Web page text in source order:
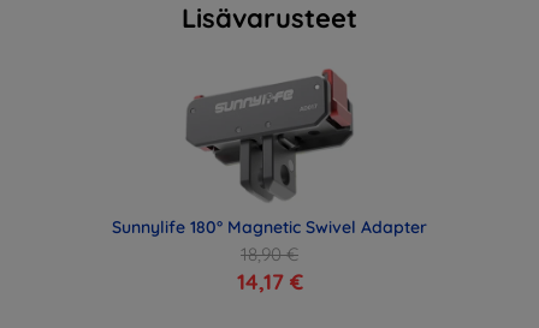
Lisävarusteet
Sunnylife 180° Magnetic Swivel Adapter
18,90 €
14,17 €